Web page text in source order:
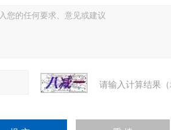
请输入计算结果